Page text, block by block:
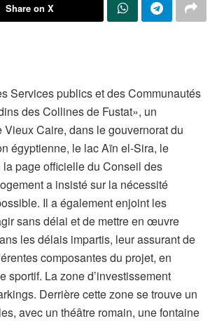
Share on X
Services publics et des Communautés
des Collines de Fustat», un
Caire, dans le gouvernorat du
égyptienne, le lac Aïn el-Sira, le
page officielle du Conseil des
a insisté sur la nécessité
Il a également enjoint les
sans délai et de mettre en œuvre
les délais impartis, leur assurant de
composantes du projet, en
sportif. La zone d’investissement
Derrière cette zone se trouve un
avec un théâtre romain, une fontaine